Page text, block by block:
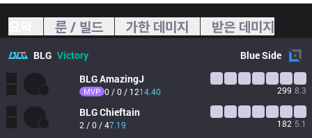
룬 / 빌드 가한 데미지 받은 데미지
BLG Victory BlueSide
BLGAmazingJ
MVP 0 / 0 / 1214.40 299 8.3
BLGChieftain
2 / 0 / 47.19 182 5.1